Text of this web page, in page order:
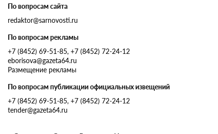
По вопросам сайта
redaktor@sarnovosti.ru
По вопросам рекламы
+7 (8452) 69-51-85, +7 (8452) 72-24-12
eborisova@gazeta64.ru
Размещение рекламы
По вопросам публикации официальных извещений
+7 (8452) 69-51-85, +7 (8452) 72-24-12
tender@gazeta64.ru